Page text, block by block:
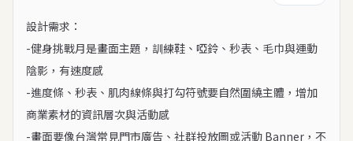
設計需求：
-健身挑戰月是畫面主題，訓練鞋、啞鈴、秒表、毛巾與運動
陰影，有速度感
-進度條、秒表、肌肉線條與打勾符號要自然圍繞主體，增加
商業素材的資訊層次與活動感
-畫面要像台灣常見門市廣告、社群投放圖或活動 Banner，不